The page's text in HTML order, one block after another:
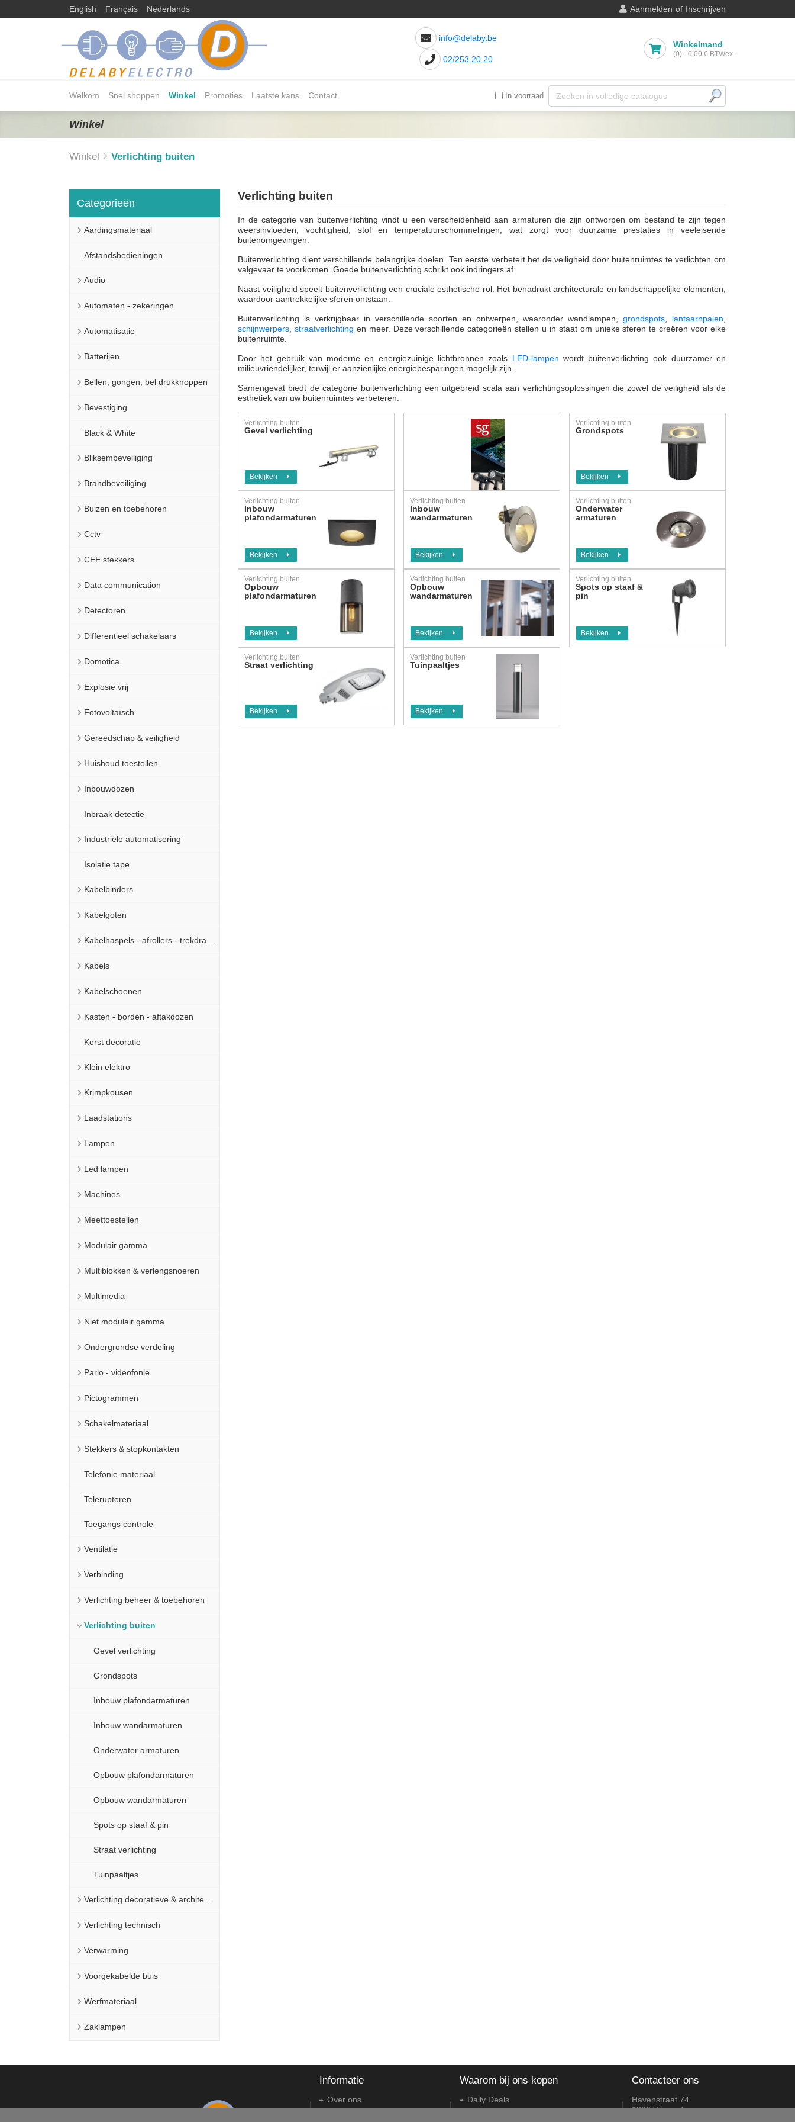
English Français Nederlands Aanmelden of Inschrijven
info@delaby.be
02/253.20.20
Winkelmand
(0) - 0,00 € BTWex.
Welkom Snel shoppen Winkel Promoties Laatste kans Contact In voorraad
Winkel
Winkel Verlichting buiten
Categorieën
Aardingsmateriaal
Afstandsbedieningen
Audio
Automaten - zekeringen
Automatisatie
Batterijen
Bellen, gongen, bel drukknoppen
Bevestiging
Black & White
Bliksembeveiliging
Brandbeveiliging
Buizen en toebehoren
Cctv
CEE stekkers
Data communication
Detectoren
Differentieel schakelaars
Domotica
Explosie vrij
Fotovoltaïsch
Gereedschap & veiligheid
Huishoud toestellen
Inbouwdozen
Inbraak detectie
Industriële automatisering
Isolatie tape
Kabelbinders
Kabelgoten
Kabelhaspels - afrollers - trekdraad
Kabels
Kabelschoenen
Kasten - borden - aftakdozen
Kerst decoratie
Klein elektro
Krimpkousen
Laadstations
Lampen
Led lampen
Machines
Meettoestellen
Modulair gamma
Multiblokken & verlengsnoeren
Multimedia
Niet modulair gamma
Ondergrondse verdeling
Parlo - videofonie
Pictogrammen
Schakelmateriaal
Stekkers & stopkontakten
Telefonie materiaal
Teleruptoren
Toegangs controle
Ventilatie
Verbinding
Verlichting beheer & toebehoren
Verlichting buiten
Gevel verlichting
Grondspots
Inbouw plafondarmaturen
Inbouw wandarmaturen
Onderwater armaturen
Opbouw plafondarmaturen
Opbouw wandarmaturen
Spots op staaf & pin
Straat verlichting
Tuinpaaltjes
Verlichting decoratieve & architecturaal
Verlichting technisch
Verwarming
Voorgekabelde buis
Werfmateriaal
Zaklampen
Verlichting buiten
In de categorie van buitenverlichting vindt u een verscheidenheid aan armaturen die zijn ontworpen om bestand te zijn tegen
weersinvloeden, vochtigheid, stof en temperatuurschommelingen, wat zorgt voor duurzame prestaties in veeleisende
buitenomgevingen.
Buitenverlichting dient verschillende belangrijke doelen. Ten eerste verbetert het de veiligheid door buitenruimtes te verlichten om
valgevaar te voorkomen. Goede buitenverlichting schrikt ook indringers af.
Naast veiligheid speelt buitenverlichting een cruciale esthetische rol. Het benadrukt architecturale en landschappelijke elementen,
waardoor aantrekkelijke sferen ontstaan.
Buitenverlichting is verkrijgbaar in verschillende soorten en ontwerpen, waaronder wandlampen, grondspots lantaarnpalen
schijnwerpers straatverlichting en meer. Deze verschillende categorieën stellen u in staat om unieke sferen te creëren voor elke
buitenruimte.
Door het gebruik van moderne en energiezuinige lichtbronnen zoals LED-lampen wordt buitenverlichting ook duurzamer en
milieuvriendelijker, terwijl er aanzienlijke energiebesparingen mogelijk zijn.
Samengevat biedt de categorie buitenverlichting een uitgebreid scala aan verlichtingsoplossingen die zowel de veiligheid als de
esthetiek van uw buitenruimtes verbeteren.
Verlichting buiten
Gevel verlichting
Bekijken
Verlichting buiten
Grondspots
Bekijken
Verlichting buiten
Inbouw
plafondarmaturen
Bekijken
Verlichting buiten
Inbouw
wandarmaturen
Bekijken
Verlichting buiten
Onderwater
armaturen
Bekijken
Verlichting buiten
Opbouw
plafondarmaturen
Bekijken
Verlichting buiten
Opbouw
wandarmaturen
Bekijken
Verlichting buiten
Spots op staaf &
pin
Bekijken
Verlichting buiten
Straat verlichting
Bekijken
Verlichting buiten
Tuinpaaltjes
Bekijken
Informatie
Over ons
Waarom bij ons kopen
Daily Deals
Contacteer ons
Havenstraat 74
1800 Vilvoorde